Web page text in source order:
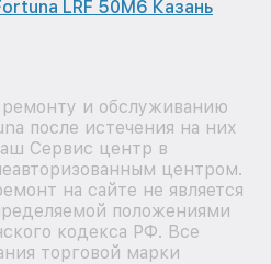
LRF 50M6 Казань
и обслуживанию
после истечения на них
Сервис центр в
центром.
на сайте не является
положениями
кодекса РФ. Все
торговой марки